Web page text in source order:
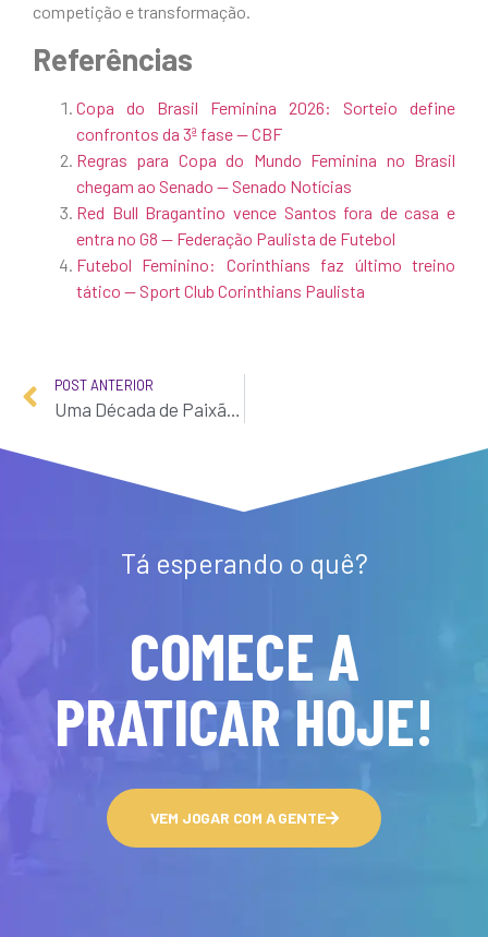
competição e transformação.
Referências
Copa do Brasil Feminina 2026: Sorteio define
confrontos da 3ª fase — CBF
Regras para Copa do Mundo Feminina no Brasil
chegam ao Senado — Senado Notícias
Red Bull Bragantino vence Santos fora de casa e
entra no G8 — Federação Paulista de Futebol
Futebol Feminino: Corinthians faz último treino
tático — Sport Club Corinthians Paulista
POST ANTERIOR
Tá esperando o quê?
COMECE A
PRATICAR HOJE!
VEM JOGAR COM A GENTE